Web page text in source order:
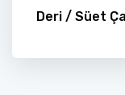
Deri / Süet